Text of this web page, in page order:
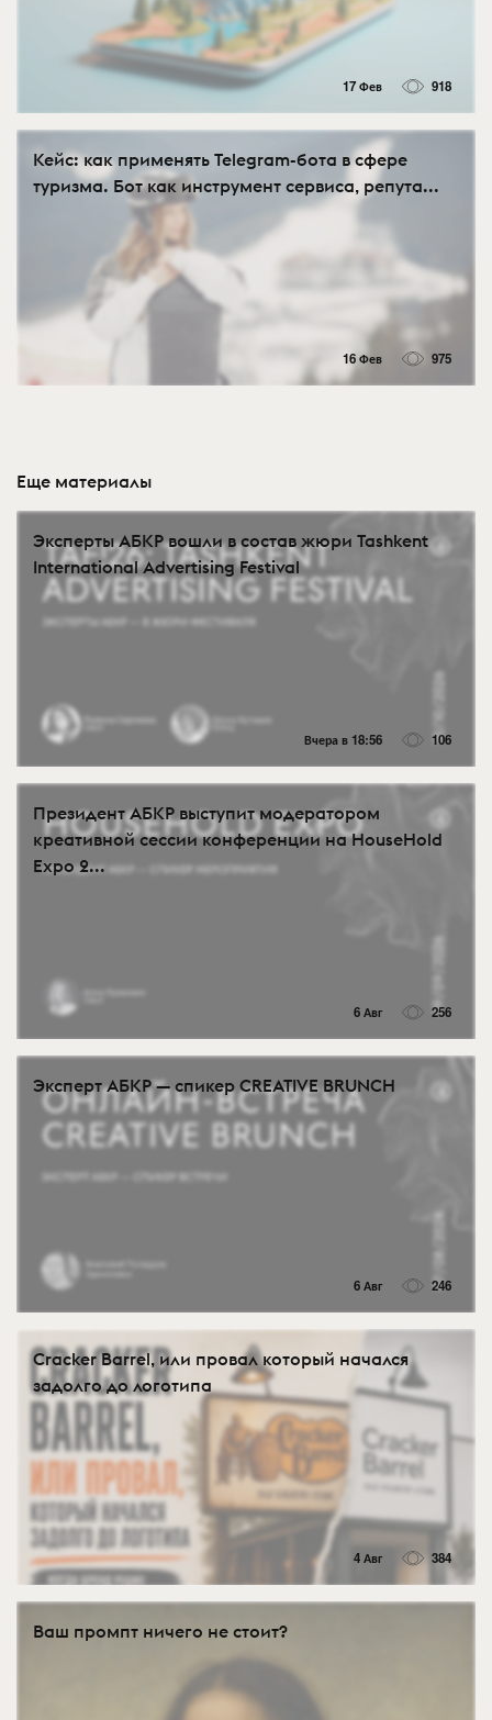
17 Фев 918
Кейс: как применять Telegram-бота в сфере
туризма. Бот как инструмент сервиса, репута...
16 Фев 975
Еще материалы
Эксперты АБКР вошли в состав жюри Tashkent
International Advertising Festival
Вчера в 18:56 106
Президент АБКР выступит модератором
креативной сессии конференции на HouseHold
Expo 2...
6 Авг 256
Эксперт АБКР — спикер CREATIVE BRUNCH
6 Авг 246
Cracker Barrel, или провал который начался
задолго до логотипа
4 Авг 384
Ваш промпт ничего не стоит?